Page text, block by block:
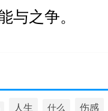
与之争。
人生 什么 伤感